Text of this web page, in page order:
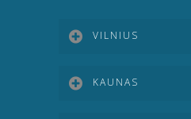
VILNIUS
KAUNAS